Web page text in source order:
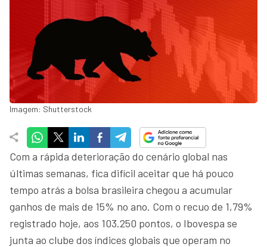
Imagem: Shutterstock
Com a rápida deterioração do cenário global nas
últimas semanas, fica difícil aceitar que há pouco
tempo atrás a bolsa brasileira chegou a acumular
ganhos de mais de 15% no ano. Com o recuo de 1,79%
registrado hoje, aos 103.250 pontos, o Ibovespa se
junta ao clube dos índices globais que operam no